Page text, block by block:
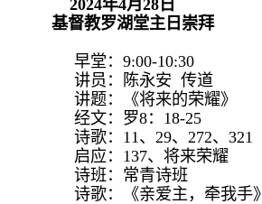
2024年4月28日
基督教罗湖堂主日崇拜
早堂：9:00-10:30
讲员：陈永安 传道
讲题：《将来的荣耀》
经文：罗8：18-25
诗歌：11、29、272、321
启应：137、将来荣耀
诗班：常青诗班
诗歌：《亲爱主，牵我手》